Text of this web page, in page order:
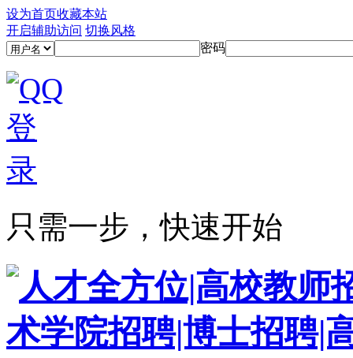
设为首页收藏本站
开启辅助访问 切换风格
密码
只需一步，快速开始